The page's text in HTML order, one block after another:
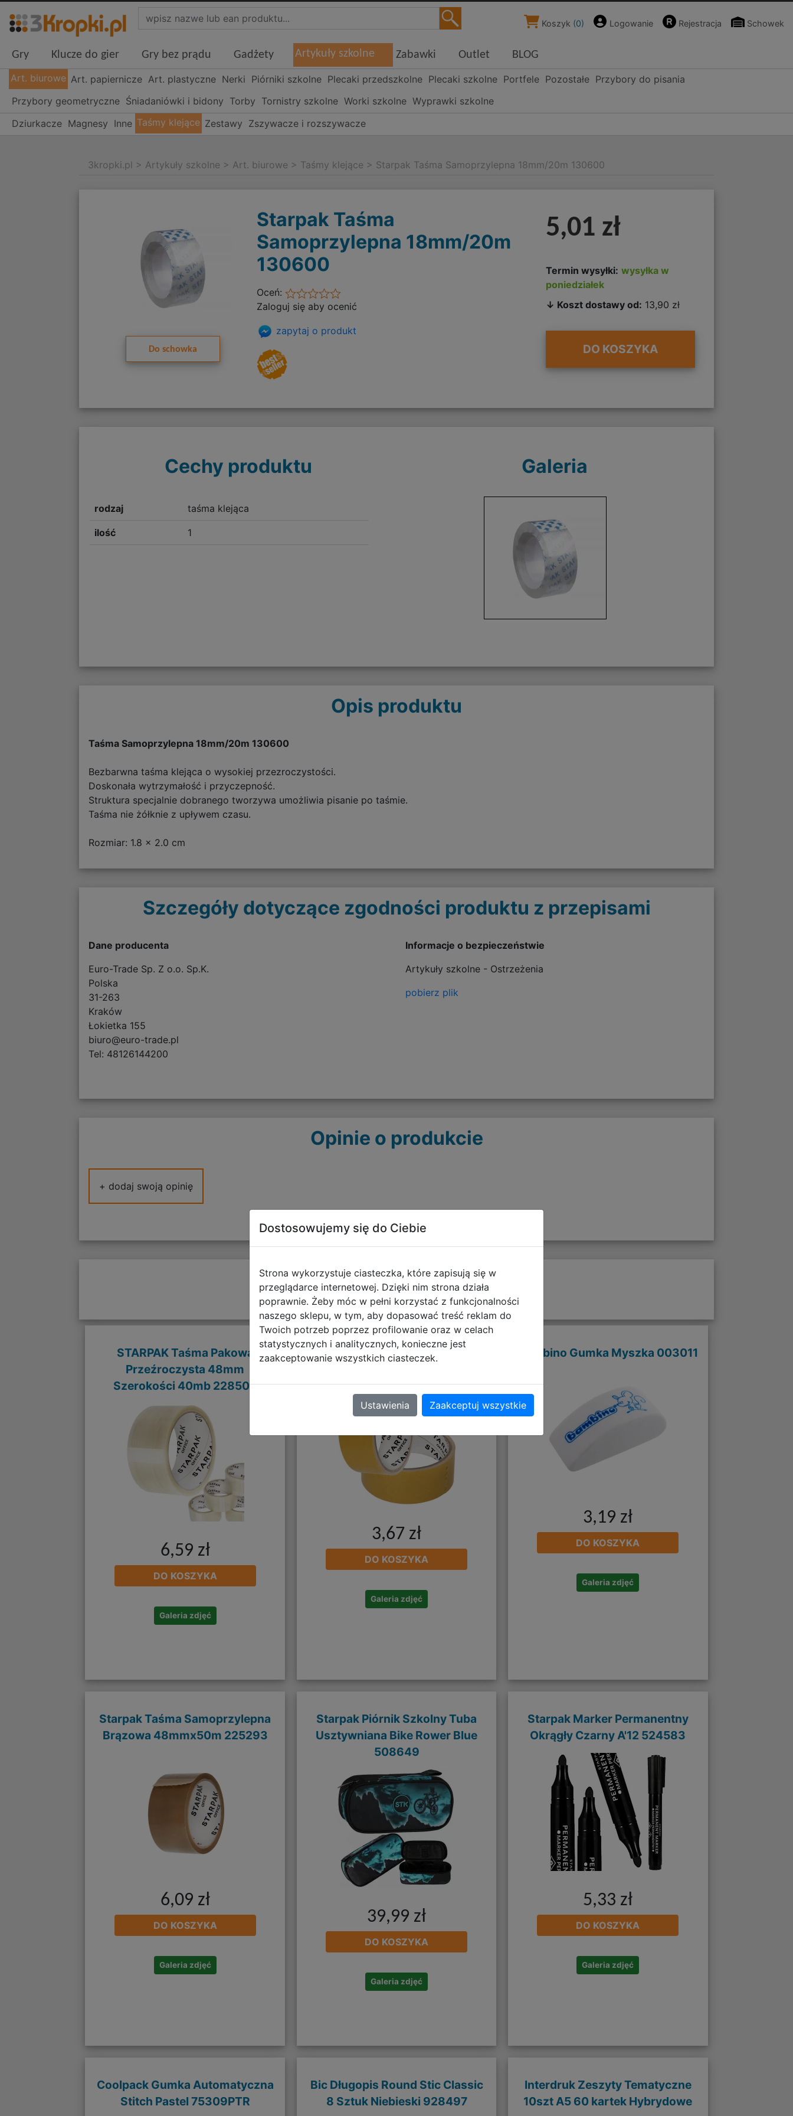
Koszyk (0) Logowanie Rejestracja Schowek
Gry Klucze do gier Gry bez prądu Gadżety Artykuły szkolne Zabawki Outlet
BLOG
Art. biurowe Art. papiernicze Art. plastyczne Nerki Piórniki szkolne Plecaki przedszkolne Plecaki szkolne Portfele Pozostałe Przybory do pisania
Przybory geometryczne Śniadaniówki i bidony Torby Tornistry szkolne Worki szkolne Wyprawki szkolne
Dziurkacze Magnesy Inne Taśmy klejące Zestawy Zszywacze i rozszywacze
3kropki.pl > Artykuły szkolne > Art. biurowe > Taśmy klejące > Starpak Taśma Samoprzylepna 18mm/20m 130600
Do schowka
Starpak Taśma
Samoprzylepna 18mm/20m
130600
Oceń:
Zaloguj się aby ocenić
zapytaj o produkt
5,01 zł
Termin wysyłki: wysyłka w
poniedziałek
↓ Koszt dostawy od: 13,90 zł
DO KOSZYKA
Cechy produktu
rodzaj taśma klejąca
ilość 1
Galeria
Opis produktu
Taśma Samoprzylepna 18mm/20m 130600
Bezbarwna taśma klejąca o wysokiej przezroczystości.
Doskonała wytrzymałość i przyczepność.
Struktura specjalnie dobranego tworzywa umożliwia pisanie po taśmie.
Taśma nie żółknie z upływem czasu.
Rozmiar: 1.8 x 2.0 cm
Szczegóły dotyczące zgodności produktu z przepisami
Dane producenta
Euro-Trade Sp. Z o.o. Sp.K.
Polska
31-263
Kraków
Łokietka 155
biuro@euro-trade.pl
Tel: 48126144200
Informacje o bezpieczeństwie
Artykuły szkolne - Ostrzeżenia
pobierz plik
Opinie o produkcie
+ dodaj swoją opinię
Polecane
STARPAK Taśma Pakowa
Przeźroczysta 48mm
Szerokości 40mb 228508
6,59 zł
DO KOSZYKA
Galeria zdjęć
STARPAK Taśma Dwustronna
3,67 zł
DO KOSZYKA
Galeria zdjęć
Bambino Gumka Myszka 003011
3,19 zł
DO KOSZYKA
Galeria zdjęć
Starpak Taśma Samoprzylepna
Brązowa 48mmx50m 225293
6,09 zł
DO KOSZYKA
Galeria zdjęć
Starpak Piórnik Szkolny Tuba
Usztywniana Bike Rower Blue
508649
39,99 zł
DO KOSZYKA
Galeria zdjęć
Starpak Marker Permanentny
Okrągły Czarny A'12 524583
5,33 zł
DO KOSZYKA
Galeria zdjęć
Coolpack Gumka Automatyczna
Stitch Pastel 75309PTR
Bic Długopis Round Stic Classic
8 Sztuk Niebieski 928497
Interdruk Zeszyty Tematyczne
10szt A5 60 kartek Hybrydowe
Dostosowujemy się do Ciebie
Strona wykorzystuje ciasteczka, które zapisują się w
przeglądarce internetowej. Dzięki nim strona działa
poprawnie. Żeby móc w pełni korzystać z funkcjonalności
naszego sklepu, w tym, aby dopasować treść reklam do
Twoich potrzeb poprzez profilowanie oraz w celach
statystycznych i analitycznych, konieczne jest
zaakceptowanie wszystkich ciasteczek.
Ustawienia Zaakceptuj wszystkie